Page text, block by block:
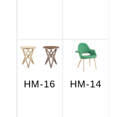
HM-16 HM-14